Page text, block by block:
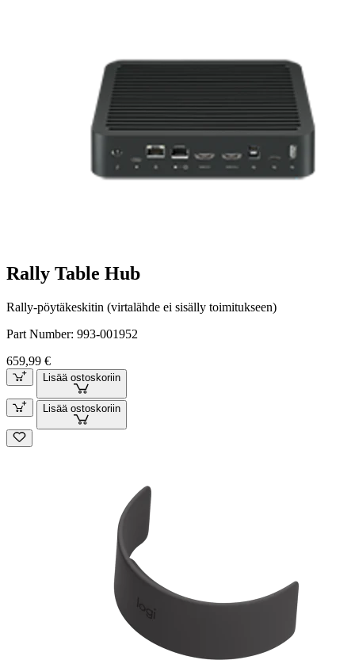
Rally Table Hub
Rally-pöytäkeskitin (virtalähde ei sisälly toimitukseen)
Part Number: 993-001952
659,99 €
Lisää ostoskoriin
Lisää ostoskoriin